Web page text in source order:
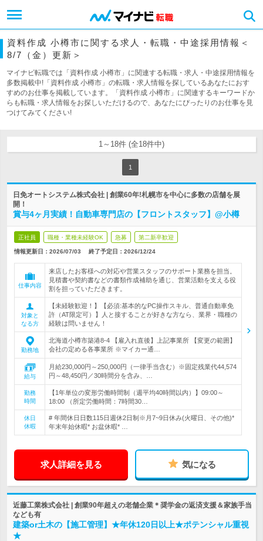
資料作成 小樽市に関する求人・転職・中途採用情報＜
8/7（金）更新＞
マイナビ転職では「資料作成 小樽市」に関連する転職・求人・中途採用情報を
多数掲載中!「資料作成 小樽市」の転職・求人情報を探しているあなたにおす
すめのお仕事を掲載しています。「資料作成 小樽市」に関連するキーワードか
らも転職・求人情報をお探しいただけるので、あなたにぴったりのお仕事を見
つけてみてください!
1～18件 (全18件中)
1
日免オートシステム株式会社 | 創業60年!札幌市を中心に多数の店舗を展
開！
賞与4ヶ月実績！自動車専門店の【フロントスタッフ】@小樽
正社員 職種・業種未経験OK 急募 第二新卒歓迎
情報更新日：2026/07/03 終了予定日： 2026/12/24
仕事内容
来店したお客様への対応や営業スタッフのサポート業務を担当。
見積書や契約書などの書類作成補助を通じ、営業活動を支える役
割を担っていただきます。
対象と
なる方
【未経験歓迎！】【必須:基本的なPC操作スキル、普通自動車免
許（AT限定可）】人と接することが好きな方なら、業界・職種の
経験は問いません！
勤務地
北海道小樽市築港8-4 【雇入れ直後】上記事業所 【変更の範囲】
会社の定める各事業所 ※マイカー通…
給与
月給230,000円～250,000円（一律手当含む）※固定残業代44,574
円～48,450円／30時間分を含み、…
勤務
時間
【1年単位の変形労働時間制（週平均40時間以内）】09:00～
18:00 （所定労働時間：7時間30…
休日
休暇
# 年間休日日数115日週休2日制※月7~9日休み(火曜日、その他)*
年末年始休暇* お盆休暇* …
求人詳細を見る 気になる
近藤工業株式会社 | 創業90年超えの老舗企業＊奨学金の返済支援＆家族手当
なども有
建築or土木の【施工管理】★年休120日以上★ポテンシャル重視
★